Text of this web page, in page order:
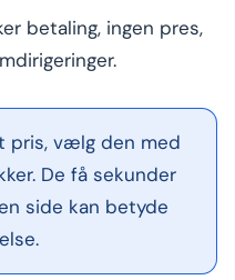
betaling, ingen pres,
pris, vælg den med
De få sekunder
side kan betyde